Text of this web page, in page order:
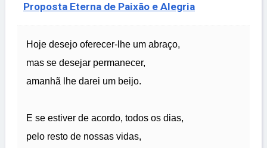
Proposta Eterna de Paixão e Alegria
Hoje desejo oferecer-lhe um abraço,
mas se desejar permanecer,
amanhã lhe darei um beijo.
E se estiver de acordo, todos os dias,
pelo resto de nossas vidas,